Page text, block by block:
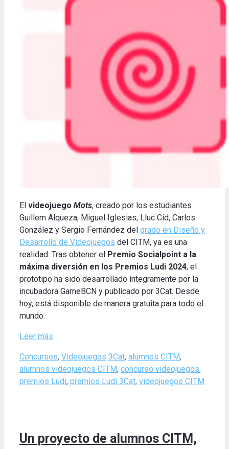
El videojuego Mots, creado por los estudiantes
Guillem Alqueza, Miguel Iglesias, Lluc Cid, Carlos
González y Sergio Fernández del grado en Diseño y
Desarrollo de Videojuegos del CITM, ya es una
realidad. Tras obtener el
Premio Socialpoint a la
máxima diversión en los Premios Ludi 2024, el
prototipo ha sido desarrollado íntegramente por la
incubadora GameBCN y publicado por 3Cat. Desde
hoy, está disponible de manera gratuita para todo el
mundo.
Leer más
Categories
Concursos, Videojuegos Tags
3Cat, alumnos CITM,
alumnos videojuegos CITM, concurso videojuegos,
premios Ludi, premios Ludi 3Cat, videojuegos CITM
Un proyecto de alumnos CITM,